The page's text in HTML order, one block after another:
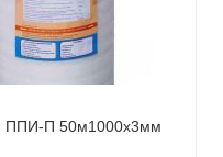
ППИ-П 50м1000x3мм